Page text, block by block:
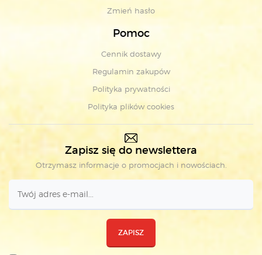
Zmień hasło
Pomoc
Cennik dostawy
Regulamin zakupów
Polityka prywatności
Polityka plików cookies
Zapisz się do newslettera
Otrzymasz informacje o promocjach i nowościach.
ZAPISZ